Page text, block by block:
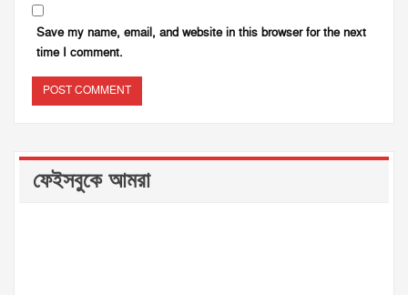
Save my name, email, and website in this browser for the next
time I comment.
ফেইসবুকে আমরা